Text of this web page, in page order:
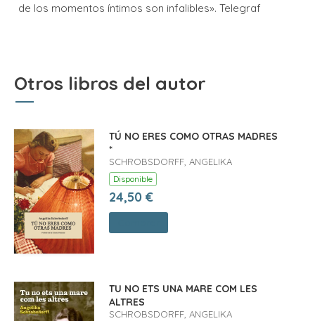
de los momentos íntimos son infalibles». Telegraf
Otros libros del autor
TÚ NO ERES COMO OTRAS MADRES
*
SCHROBSDORFF, ANGELIKA
Disponible
24,50 €
TU NO ETS UNA MARE COM LES
ALTRES
SCHROBSDORFF, ANGELIKA